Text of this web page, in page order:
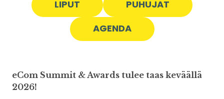
LIPUT
PUHUJAT
AGENDA
eCom Summit & Awards tulee taas keväällä
2026!